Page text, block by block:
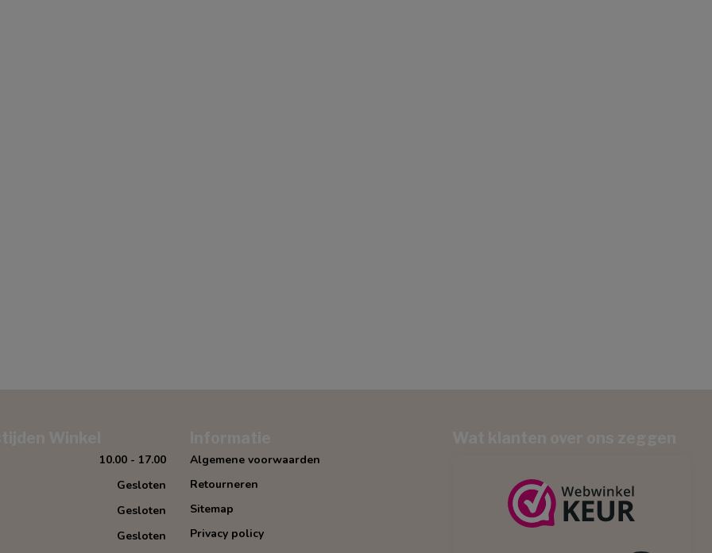
10.00 - 17.00
Gesloten
Gesloten
Gesloten
Algemene voorwaarden
Retourneren
Sitemap
Privacy policy